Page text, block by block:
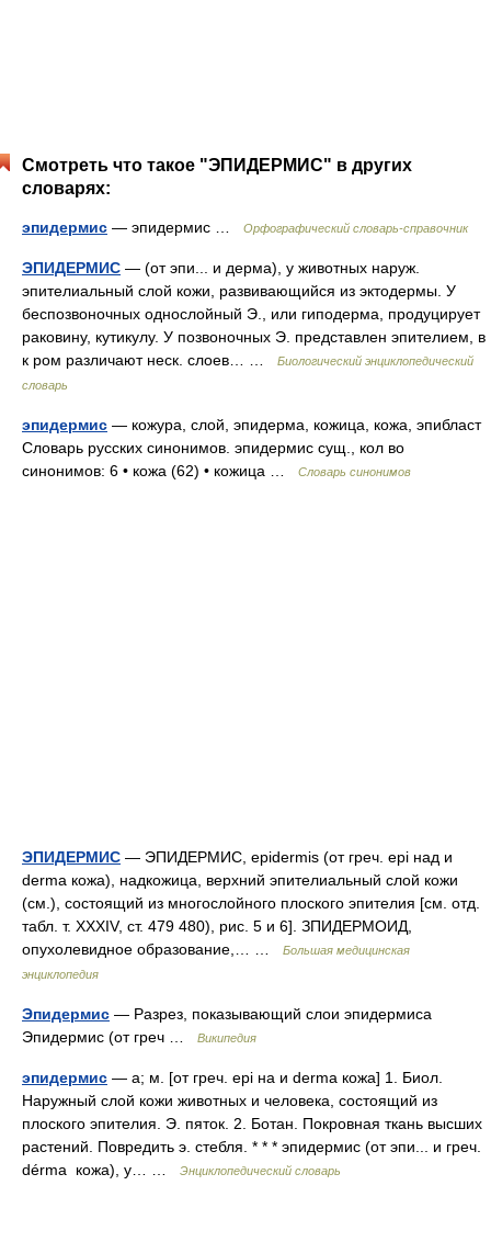
Смотреть что такое "ЭПИДЕРМИС" в других
словарях:
эпидермис — эпидермис … Орфографический словарь-справочник
ЭПИДЕРМИС — (от эпи... и дерма), у животных наруж.
эпителиальный слой кожи, развивающийся из эктодермы. У
беспозвоночных однослойный Э., или гиподерма, продуцирует
раковину, кутикулу. У позвоночных Э. представлен эпителием, в
к ром различают неск. слоев… …
Биологический энциклопедический
словарь
эпидермис — кожура, слой, эпидерма, кожица, кожа, эпибласт
Словарь русских синонимов. эпидермис сущ., кол во
синонимов: 6 • кожа (62) • кожица …
Словарь синонимов
ЭПИДЕРМИС — ЭПИДЕРМИС, epidermis (от греч. epi над и
derma кожа), надкожица, верхний эпителиальный слой кожи
(см.), состоящий из многослойного плоского эпителия [см. отд.
табл. т. XXXIV, ст. 479 480), рис. 5 и 6]. ЗПИДЕРМОИД,
опухолевидное образование,… …
Большая медицинская
энциклопедия
Эпидермис — Разрез, показывающий слои эпидермиса
Эпидермис (от греч …
Википедия
эпидермис — а; м. [от греч. epi на и derma кожа] 1. Биол.
Наружный слой кожи животных и человека, состоящий из
плоского эпителия. Э. пяток. 2. Ботан. Покровная ткань высших
растений. Повредить э. стебля. * * * эпидермис (от эпи... и греч.
dérma кожа), у… …
Энциклопедический словарь